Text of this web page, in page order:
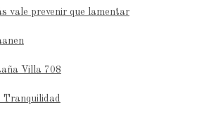
vale prevenir que lamentar
Villa 708
Tranquilidad